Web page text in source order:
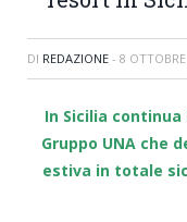
DI REDAZIONE - 8
In Sicilia
Gruppo UNA che
estiva in totale